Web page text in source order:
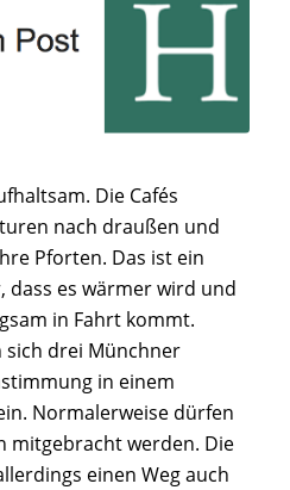
Die Cafés
nach draußen und
Pforten. Das ist ein
dass es wärmer wird und
in Fahrt kommt.
sich drei Münchner
in einem
Normalerweise dürfen
mitgebracht werden. Die
einen Weg auch